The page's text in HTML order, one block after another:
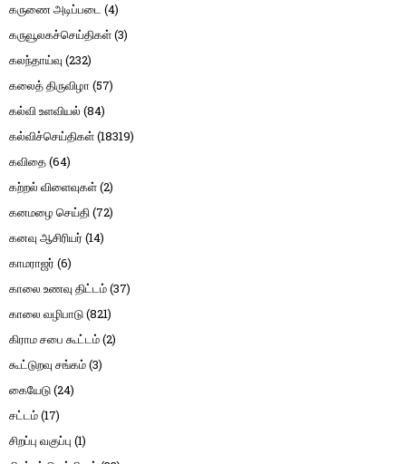
கருணை அடிப்படை (4)
கருவூலகச்செய்திகள்(3)
கலந்தாய்வு (232)
கலைத் திருவிழா (57)
கல்வி உளவியல் (84)
கல்விச்செய்திகள்(18319)
கவிதை(64)
கற்றல் விளைவுகள்(2)
கனமழை செய்தி(72)
கனவு ஆசிரியர் (14)
காமராஜர் (6)
காலை உணவு திட்டம்(37)
காலை வழிபாடு(821)
கிராம சபை கூட்டம்(2)
கூட்டுறவு சங்கம்(3)
கையேடு(24)
சட்டம்(17)
சிறப்பு வகுப்பு (1)